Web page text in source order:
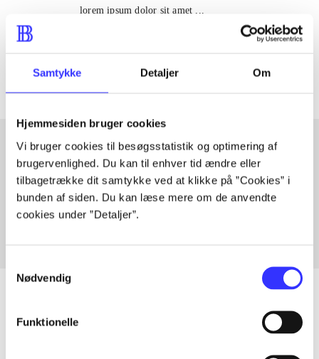
Samtykke Detaljer Om
Hjemmesiden bruger cookies
Vi bruger cookies til besøgsstatistik og optimering af
brugervenlighed. Du kan til enhver tid ændre eller
tilbagetrække dit samtykke ved at klikke på ”Cookies” i
bunden af siden. Du kan læse mere om de anvendte
cookies under ”Detaljer”.
Nødvendig
Funktionelle
lorem ipsum dolor sit amet ...
Artikler med samme emner
Fra